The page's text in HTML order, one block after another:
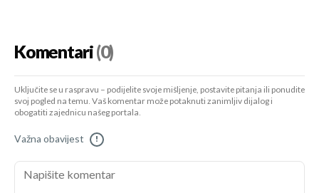
Komentari(0)
Uključite se u raspravu – podijelite svoje mišljenje, postavite pitanja ili ponudite
svoj pogled na temu. Vaš komentar može potaknuti zanimljiv dijalog i
obogatiti zajednicu našeg portala.
Važna obavijest !